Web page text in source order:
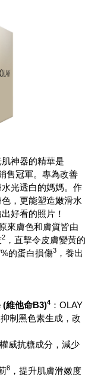
神器的精華是
售冠軍。專為改善
光透白的媽媽。作
，更能塑造嫩滑水
好看的照片！
來膚色和膚質皆由
2 ，直擊令皮膚變黃的
的蛋白損傷3 ，養出
(維他命B3)4：OLAY
制黑色素生成，改
威抗糖成分，減少
8，提升肌膚滑嫩度